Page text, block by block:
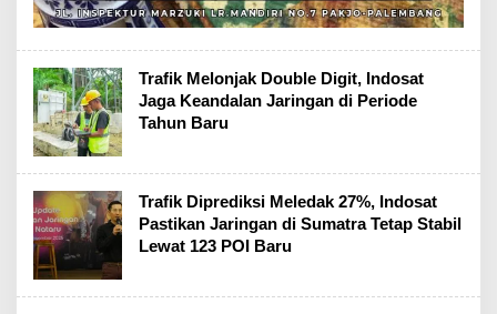
Trafik Melonjak Double Digit, Indosat
Jaga Keandalan Jaringan di Periode
Tahun Baru
Trafik Diprediksi Meledak 27%, Indosat
Pastikan Jaringan di Sumatra Tetap Stabil
Lewat 123 POI Baru